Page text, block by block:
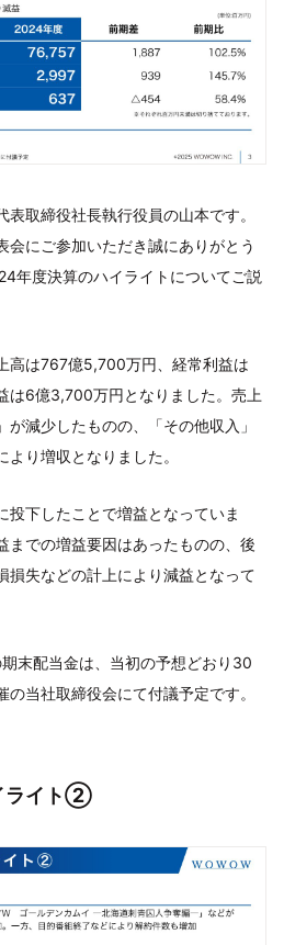
表取締役社長執行役員の山本です。
会にご参加いただき誠にありがとう
年度決算のハイライトについてご説
高は767億5,700万円、経常利益は
は6億3,700万円となりました。売上
減少したものの、「その他収入」
り増収となりました。
投下したことで増益となっていま
までの増益要因はあったものの、後
損失などの計上により減益となって
末配当金は、当初の予想どおり30
当社取締役会にて付議予定です。
ライト②